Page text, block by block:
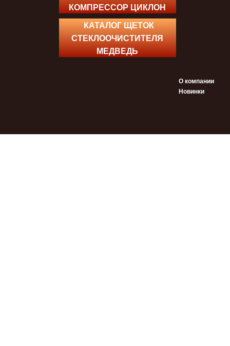
КОМПРЕССОР ЦИКЛОН
КАТАЛОГ ЩЕТОК
СТЕКЛООЧИСТИТЕЛЯ
МЕДВЕДЬ
О компании
Новинки